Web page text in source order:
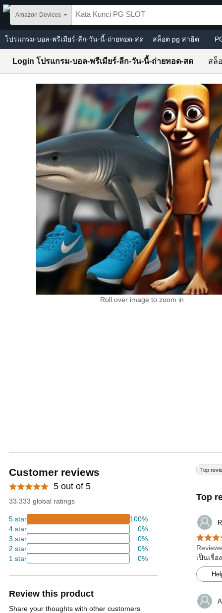
Skip to main content
Amazon Devices
โปรแกรม-บอล-พรีเมียร์-ลีก-วัน-นี้-ถ่ายทอด-สด สล็อต pg สาธิต
Login โปรแกรม-บอล-พรีเมียร์-ลีก-วัน-นี้-ถ่ายทอด-สด สล็
Roll over image to zoom in
Customer reviews
5 out of 5
33.333 global ratings
5 star
100%
4 star
0%
3 star
0%
2 star
0%
1 star
0%
Review this product
Share your thoughts with other customers
Top
Top
เป็นเรื่